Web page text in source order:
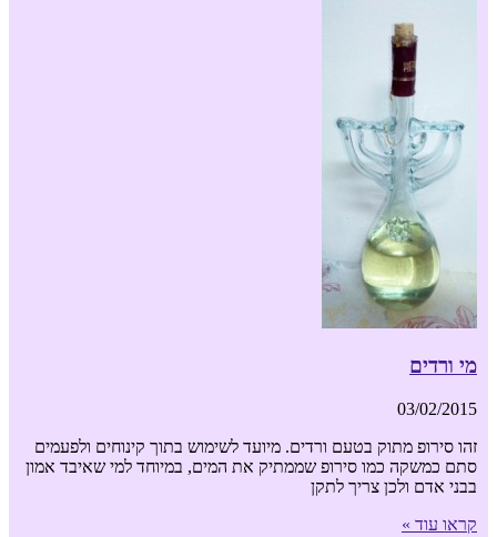
מי ורדים
03/02/2015
זהו סירופ מתוק בטעם ורדים. מיועד לשימוש בתוך קינוחים ולפעמים
סתם כמשקה כמו סירופ שממתיק את המים, במיוחד למי שאיבד אמון
בבני אדם ולכן צריך לתקן
קראו עוד »